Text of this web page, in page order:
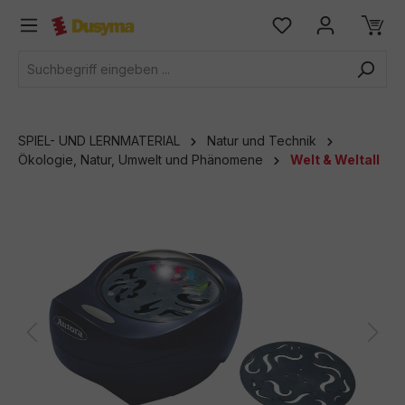
springen
SPIEL- UND LERNMATERIAL
Natur und Technik
Ökologie, Natur, Umwelt und Phänomene
Welt & Weltall